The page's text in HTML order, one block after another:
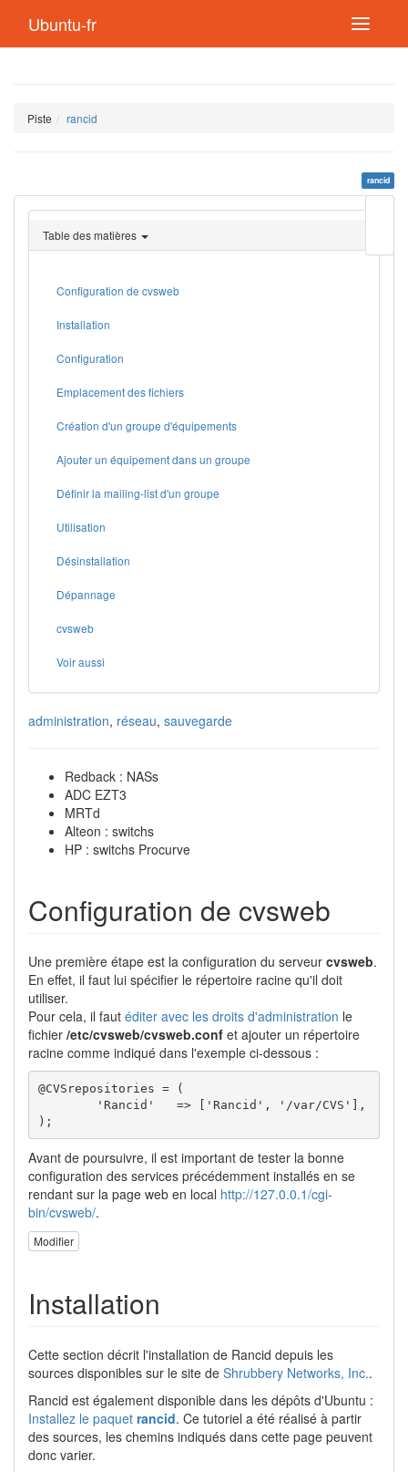
Ubuntu-fr
Piste rancid
rancid
page
Table des matières
Configuration de cvsweb
Installation
Configuration
Emplacement des fichiers
Création d'un groupe d'équipements
Ajouter un équipement dans un groupe
Définir la mailing-list d'un groupe
Utilisation
Désinstallation
Dépannage
cvsweb
Voir aussi
administration, réseau, sauvegarde
Redback : NASs
ADC EZT3
MRTd
Alteon : switchs
HP : switchs Procurve
Configuration de cvsweb
Une première étape est la configuration du serveur cvsweb.
En effet, il faut lui spécifier le répertoire racine qu'il doit
utiliser.
Pour cela, il faut éditer avec les droits d'administration le
fichier /etc/cvsweb/cvsweb.conf et ajouter un répertoire
racine comme indiqué dans l'exemple ci-dessous :
@CVSrepositories = (
        'Rancid'   => ['Rancid', '/var/CVS'],
);
Avant de poursuivre, il est important de tester la bonne
configuration des services précédemment installés en se
rendant sur la page web en local http://127.0.0.1/cgi-
bin/cvsweb/.
Modifier
Installation
Cette section décrit l'installation de Rancid depuis les
sources disponibles sur le site de Shrubbery Networks, Inc..
Rancid est également disponible dans les dépôts d'Ubuntu :
Installez le paquet rancid. Ce tutoriel a été réalisé à partir
des sources, les chemins indiqués dans cette page peuvent
donc varier.